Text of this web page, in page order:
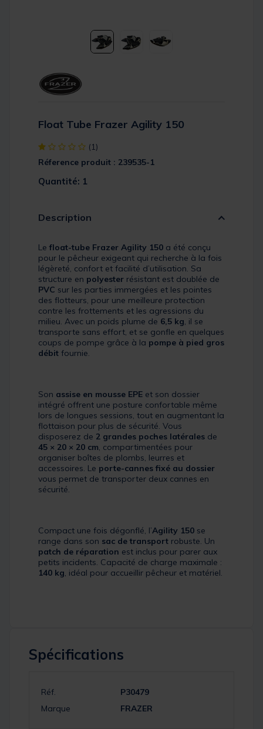
Float Tube Frazer Agility 150
[object Object] out of 5 Customer Rating
(1)
Réference produit : 239535-1
Quantité: 1
Description
Le float-tube Frazer Agility 150 a été conçu
pour le pêcheur exigeant qui recherche à la fois
légèreté, confort et facilité d’utilisation. Sa
structure en polyester résistant est doublée de
PVC sur les parties immergées et les pointes
des flotteurs, pour une meilleure protection
contre les frottements et les agressions du
milieu. Avec un poids plume de 6,5 kg, il se
transporte sans effort, et se gonfle en quelques
coups de pompe grâce à la pompe à pied gros
débit fournie.
Son assise en mousse EPE et son dossier
intégré offrent une posture confortable même
lors de longues sessions, tout en augmentant la
flottaison pour plus de sécurité. Vous
disposerez de 2 grandes poches latérales de
45 × 20 × 20 cm, compartimentées pour
organiser boîtes de plombs, leurres et
accessoires. Le porte-cannes fixé au dossier
vous permet de transporter deux cannes en
sécurité.
Compact une fois dégonflé, l’Agility 150 se
range dans son sac de transport robuste. Un
patch de réparation est inclus pour parer aux
petits incidents. Capacité de charge maximale :
140 kg, idéal pour accueillir pêcheur et matériel.
Spécifications
Réf.
P30479
Marque
FRAZER